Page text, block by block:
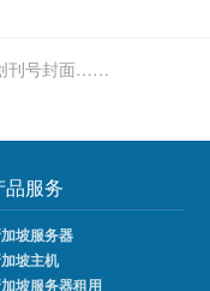
刊号封面……
品服务
坡服务器
坡主机
坡服务器租用